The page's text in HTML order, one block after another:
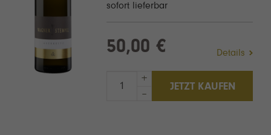
sofort lieferbar
50,00 € Details
+
–
JETZT KAUFEN